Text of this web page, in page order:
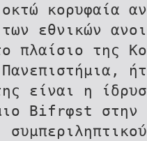
κορυφαία
εθνικών
πλαίσιο της
Πανεπιστήµια,
είναι η
Bifrφst